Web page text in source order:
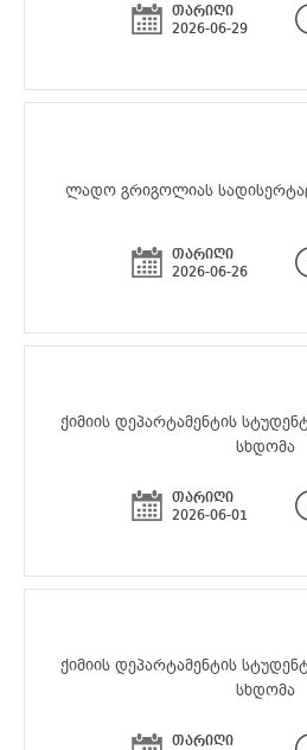
თარიღი
2026-06-29
ლადო გრიგოლიას
თარიღი
2026-06-26
ქიმიის დეპარტამენტის
სხდომა
თარიღი
2026-06-01
ქიმიის დეპარტამენტის
სხდომა
თარიღი